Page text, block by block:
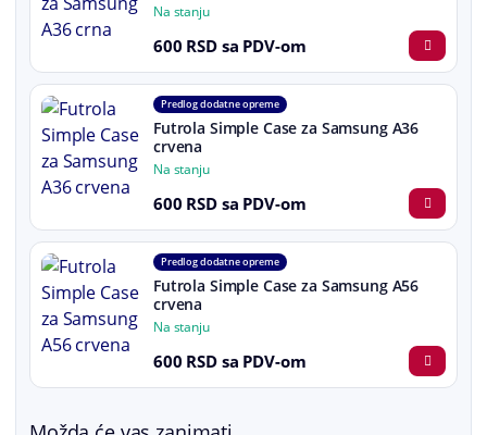
Na stanju
600 RSD sa PDV-om
Predlog dodatne opreme
Futrola Simple Case za Samsung A36
crvena
Na stanju
600 RSD sa PDV-om
Predlog dodatne opreme
Futrola Simple Case za Samsung A56
crvena
Na stanju
600 RSD sa PDV-om